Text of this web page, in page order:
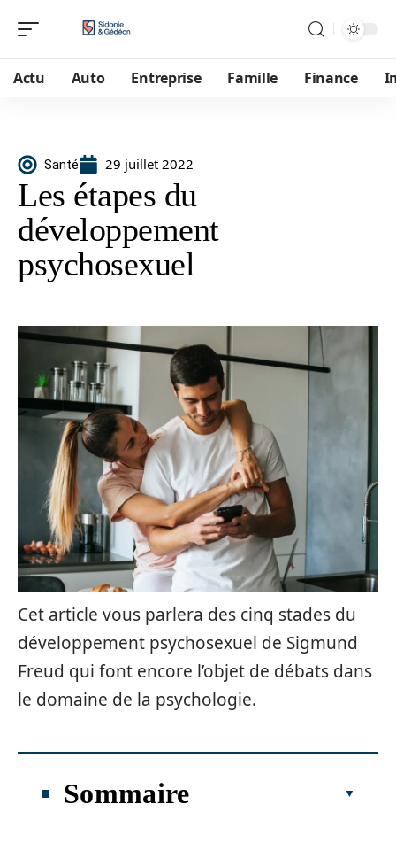
Actu Auto Entreprise Famille Finance
Santé 29 juillet 2022
Les étapes du
développement
psychosexuel
Cet article vous parlera des cinq stades du
développement psychosexuel de Sigmund
Freud qui font encore l’objet de débats dans
le domaine de la psychologie.
Sommaire